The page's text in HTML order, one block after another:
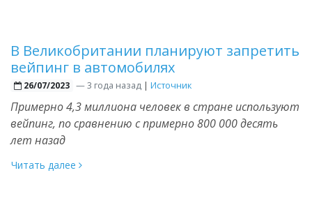
В Великобритании планируют запретить
вейпинг в автомобилях
26/07/2023 —3 года назад | Источник
Примерно 4,3 миллиона человек в стране используют
вейпинг, по сравнению с примерно 800 000 десять
лет назад
Читать далее